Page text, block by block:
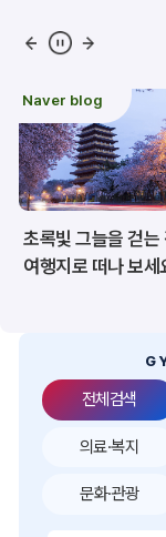
산림
보건·복지/여성/장애인
재난/안전/재해
환경
Naver blog
초록빛 그늘을 걷는
여행지로 떠나 보세
전체검색
의료·복지
문화·관광